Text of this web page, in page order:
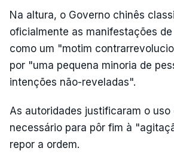
Na altura, o Governo chinês
oficialmente as manifestações
como um "motim
por "uma pequena minoria de
intenções não-reveladas".
As autoridades justificaram o
necessário para pôr fim à
repor a ordem.